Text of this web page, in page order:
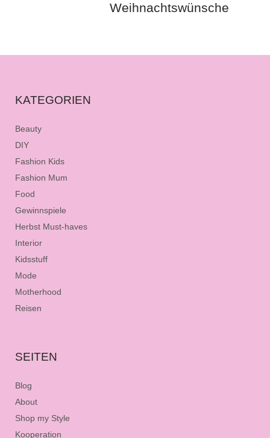
Weihnachtswünsche
KATEGORIEN
Beauty
DIY
Fashion Kids
Fashion Mum
Food
Gewinnspiele
Herbst Must-haves
Interior
Kidsstuff
Mode
Motherhood
Reisen
SEITEN
Blog
About
Shop my Style
Kooperation